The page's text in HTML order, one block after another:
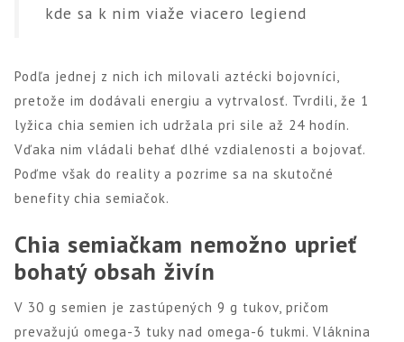
kde sa k nim viaže viacero legiend
Podľa jednej z nich ich milovali aztécki bojovníci,
pretože im dodávali energiu a vytrvalosť. Tvrdili, že 1
lyžica chia semien ich udržala pri sile až 24 hodín.
Vďaka nim vládali behať dlhé vzdialenosti a bojovať.
Poďme však do reality a pozrime sa na skutočné
benefity chia semiačok.
Chia semiačkam nemožno uprieť
bohatý obsah živín
V 30 g semien je zastúpených 9 g tukov, pričom
prevažujú omega-3 tuky nad omega-6 tukmi. Vláknina